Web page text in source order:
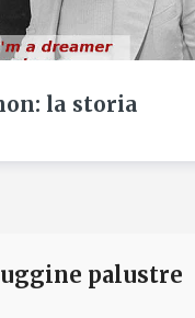
la storia
palustre